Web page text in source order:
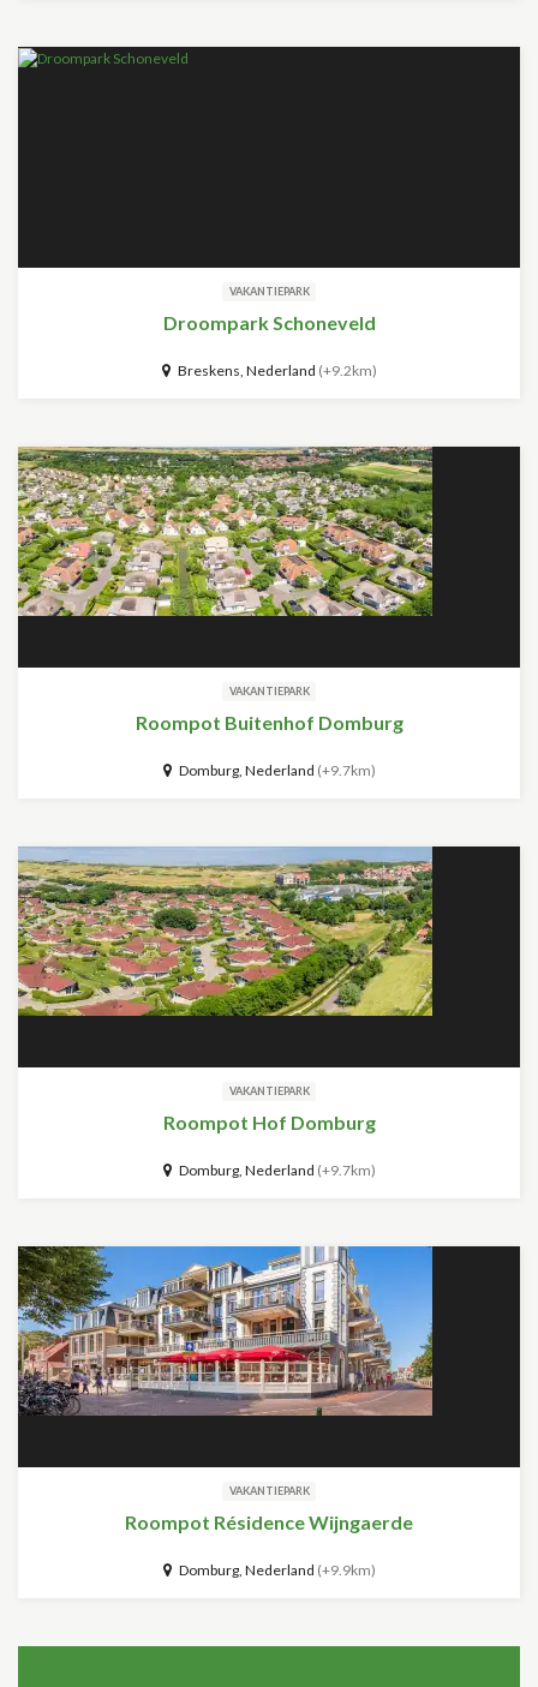
VAKANTIEPARK
Droompark Schoneveld
Breskens, Nederland (+9.2km)
VAKANTIEPARK
Roompot Buitenhof Domburg
Domburg, Nederland (+9.7km)
VAKANTIEPARK
Roompot Hof Domburg
Domburg, Nederland (+9.7km)
VAKANTIEPARK
Roompot Résidence Wijngaerde
Domburg, Nederland (+9.9km)